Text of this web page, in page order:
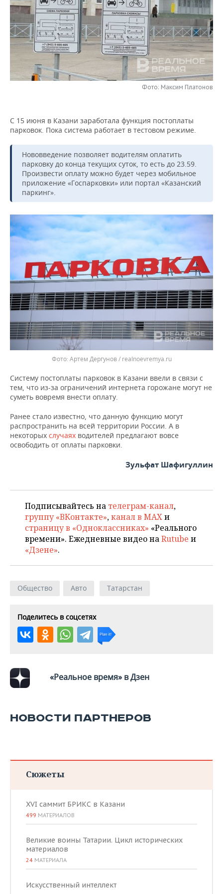
НЕФТЕХИМИЯ
НЕФТЬ
ОПК
ЭНЕРГЕТИКА
РОЗНИЧНАЯ ТОРГОВЛЯ
ТРАНСПОРТ
УСЛУГИ
НОВОСТИ ТЕХНОЛОГИЙ
IT
МЕДИА
МЕРОПРИЯТИЯ
НОВОСТИ МЕРОПРИЯТИЙ
ВЫЕЗДНАЯ РЕДАКЦИЯ
ОТКРЫТАЯ ЛЕКЦИЯ
СПОРТ
НОВОСТИ СПОРТА
БАСКЕТБОЛ
ВОЛЕЙБОЛ
КИБЕРСПОРТ
ФИГУРНОЕ КАТАНИЕ
ВОДНЫЕ ВИДЫ СПОРТА
ХОККЕЙ С МЯЧОМ
ОБЩЕСТВО
ИНФРАСТРУКТУРА
ИСТОРИЯ
КУЛЬТУРА
МЕДИЦИНА
ОБРАЗОВАНИЕ
ПРОИСШЕСТВИЯ
СПРАВОЧНИК
СПИСОК ПЕРСОН
СПИСОК КОМПАНИЙ
ПОЛНАЯ ВЕРСИЯ
Фото: Максим Платонов
С 15 июня в Казани заработала функция постоплаты
парковок. Пока система работает в тестовом режиме.
Нововведение позволяет водителям оплатить
парковку до конца текущих суток, то есть до 23.59.
Произвести оплату можно будет через мобильное
приложение «Госпарковки» или портал «Казанский
паркинг».
Артем Дергунов / realnoevremya.ru
Систему постоплаты парковок в Казани ввели в связи с
тем, что из-за ограничений интернета горожане могут не
суметь вовремя внести оплату.
Ранее стало известно, что данную функцию могут
распространить на всей территории России. А в
некоторых случаях водителей предлагают вовсе
освободить от оплаты парковки.
Зульфат Шафигуллин
Подписывайтесь на телеграм-канал,
группу «ВКонтакте»,канал в MAXи
страницу в «Одноклассниках» «Реального
времени». Ежедневные видео наRutube и
«Дзене».
Общество Авто Татарстан
Поделитесь в соцсетях
«Реальное время» в Дзен
НОВОСТИ ПАРТНЕРОВ
Сюжеты
XVI саммит БРИКС в Казани
499 МАТЕРИАЛОВ
Великие воины Татарии. Цикл исторических
материалов
24 МАТЕРИАЛА
Искусственный интеллект